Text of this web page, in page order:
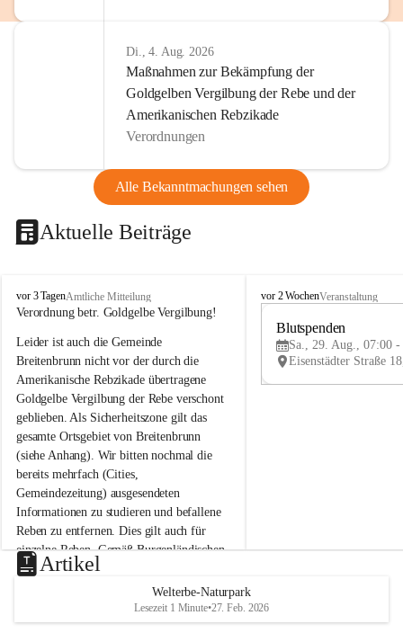
Di., 4. Aug. 2026
Maßnahmen zur Bekämpfung der
Goldgelben Vergilbung der Rebe und der
Amerikanischen Rebzikade
Verordnungen
Alle Bekanntmachungen sehen
Aktuelle Beiträge
B
r
i
t
e
n
b
r
u
n
n
a
m
N
e
u
s
d
vor 3 TagenAmtliche Mitteilung
Verordnung betr. Goldgelbe Vergilbung!
Leider ist auch die Gemeinde
Breitenbrunn nicht vor der durch die
Amerikanische Rebzikade übertragene
Goldgelbe Vergilbung der Rebe verschont
geblieben. Als Sicherheitszone gilt das
gesamte Ortsgebiet von Breitenbrunn
(siehe Anhang). Wir bitten nochmal die
bereits mehrfach (Cities,
Gemeindezeitung) ausgesendeten
Informationen zu studieren und befallene
Reben zu entfernen. Dies gilt auch für
einzelne Reben. Gemäß Burgenländischen
Weinbaugesetz sind nicht gepflegte oder
unzulässige Weingärten zu roden! Bitte
helfen wir zusammen um unsere Winzer
vor den prognostizierten Ernteausfällen
B
e
u
e
d
vor 2 WochenVeranstaltung
Blutspenden
Sa., 29. Aug., 07:00 -
Artikel
Welterbe-Naturpark
Lesezeit 1 Minute•27. Feb. 2026